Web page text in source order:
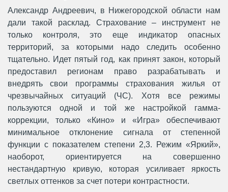
Александр Андреевич, в Нижегородской области нам
дали такой расклад. Страхование – инструмент не
только контроля, это еще индикатор опасных
территорий, за которыми надо следить особенно
тщательно. Идет пятый год, как принят закон, который
предоставил регионам право разрабатывать и
внедрять свои программы страхования жилья от
чрезвычайных ситуаций (ЧС). Хотя все режимы
пользуются одной и той же настройкой гамма-
коррекции, только «Кино» и «Игра» обеспечивают
минимальное отклонение сигнала от степенной
функции с показателем степени 2,3. Режим «Яркий»,
наоборот, ориентируется на совершенно
нестандартную кривую, которая усиливает яркость
светлых оттенков за счет потери контрастности.